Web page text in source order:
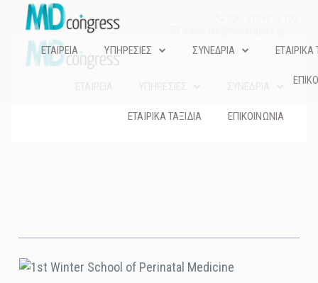
ΕΤΑΙΡΙΚΑ ΤΑΞΙΔΙΑ ΕΠΙΚΟΙΝΩΝΙΑ
ΕΤΑΙΡΕΙΑ ΥΠΗΡΕΣΙΕΣ ΣΥΝΕΔΡΙΑ ΕΤΑΙΡΙΚΑ